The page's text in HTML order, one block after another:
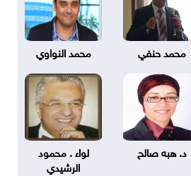
محمد حنفي محمد النواوي
د. هبه صالح
لواء . محمود
الرشيدي